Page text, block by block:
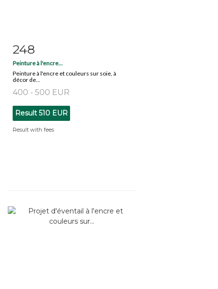
Item detail
248
Peinture à l'encre...
Peinture à l'encre et couleurs sur soie, à
décor de...
400 - 500 EUR
Result 510 EUR
Result with fees